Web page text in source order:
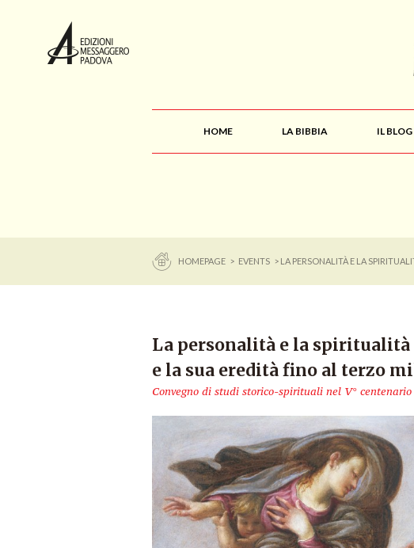
HOME LA BIBBIA IL BLOG
HOMEPAGE > EVENTS > LA PERSONALITÀ E LA
La personalità e la spiritualità
e la sua eredità fino al terzo
Convegno di studi storico-spirituali nel V°